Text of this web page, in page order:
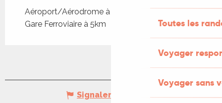
Toutes les
Voyager
Voyager sans
Aéroport/Aérodrome à 150km
Gare Ferroviaire à 5km
Signaler une erreur